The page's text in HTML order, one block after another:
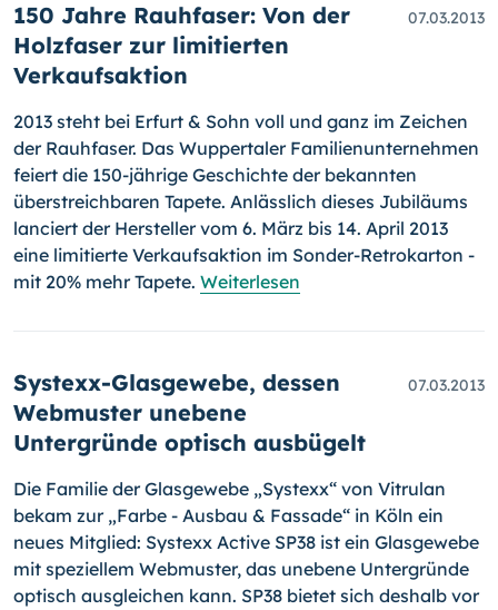
150 Jahre Rauhfaser: Von der
Holzfaser zur limitierten
Verkaufsaktion
07.03.2013
2013 steht bei Erfurt & Sohn voll und ganz im Zeichen
der Rauhfaser. Das Wuppertaler Familienunternehmen
feiert die 150-jährige Geschich­te der bekannten
überstreichbaren Tapete. Anlässlich dieses Jubiläums
lanciert der Hersteller vom 6. März bis 14. April 2013
eine limitierte Verkaufsaktion im Sonder-Re­trokarton -
mit 20% mehr Tapete. Weiterlesen
Systexx-Glasgewebe, dessen
Webmuster unebene
Untergründe optisch ausbügelt
07.03.2013
Die Familie der Glasgewebe „Sys­texx“ von Vitrulan
bekam zur „Farbe - Ausbau & Fassade“ in Köln ein
neues Mitglied: Systexx Active SP38 ist ein Glasge­webe
mit speziellem Webmuster, das unebene Untergründe
optisch ausgleichen kann. SP38 bietet sich deshalb vor